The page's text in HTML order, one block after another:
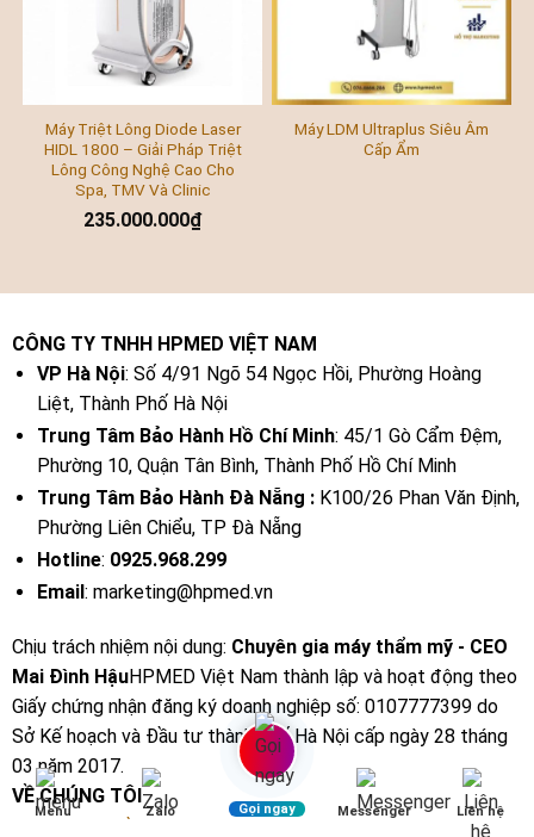
Máy Triệt Lông Diode Laser
HIDL 1800 – Giải Pháp Triệt
Lông Công Nghệ Cao Cho
Spa, TMV Và Clinic
235.000.000₫
Máy LDM Ultraplus Siêu Âm
Cấp Ẩm
CÔNG TY TNHH HPMED VIỆT NAM
VP Hà Nội: Số 4/91 Ngõ 54 Ngọc Hồi, Phường Hoàng
Liệt, Thành Phố Hà Nội
Trung Tâm Bảo Hành Hồ Chí Minh: 45/1 Gò Cẩm Đệm,
Phường 10, Quận Tân Bình, Thành Phố Hồ Chí Minh
Trung Tâm Bảo Hành Đà Nẵng :K100/26 Phan Văn Định,
Phường Liên Chiểu, TP Đà Nẵng
Hotline: 0925.968.299
Email: marketing@hpmed.vn
Chịu trách nhiệm nội dung: Chuyên gia máy thẩm mỹ - CEO
Mai Đình HậuHPMED Việt Nam thành lập và hoạt động theo
Giấy chứng nhận đăng ký doanh nghiệp số: 0107777399 do
Sở Kế hoạch và Đầu tư thành phố Hà Nội cấp ngày 28 tháng
03 năm 2017.
VỀ CHÚNG TÔI
Giới thiệu về HPMED
Menu Zalo Gọi ngay Messenger Liên hệ